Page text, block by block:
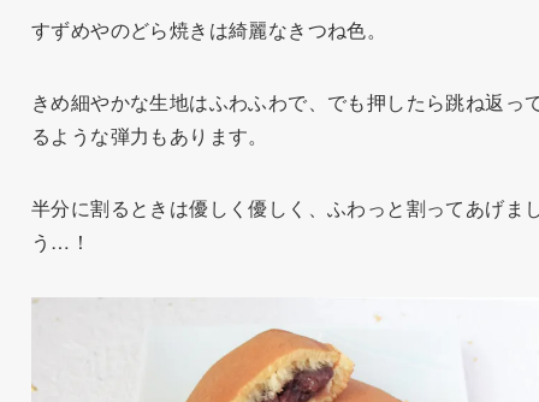
すずめやのどら焼きは綺麗なきつね色。
きめ細やかな生地はふわふわで、でも押したら跳ね返っ
るような弾力もあります。
半分に割るときは優しく優しく、ふわっと割ってあげま
う…！